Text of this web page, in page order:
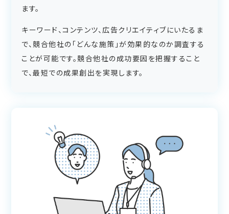
ます。
キーワード、コンテンツ、広告クリエイティブにいたるま
で、競合他社の「どんな施策」が効果的なのか調査する
ことが可能です。競合他社の成功要因を把握すること
で、最短での成果創出を実現します。